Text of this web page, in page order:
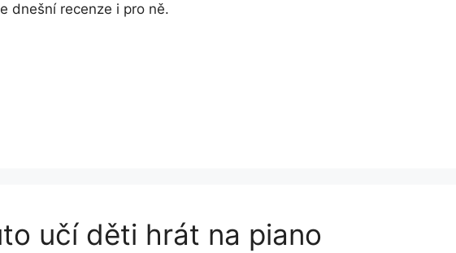
dnešní recenze i pro ně.
učí děti hrát na piano